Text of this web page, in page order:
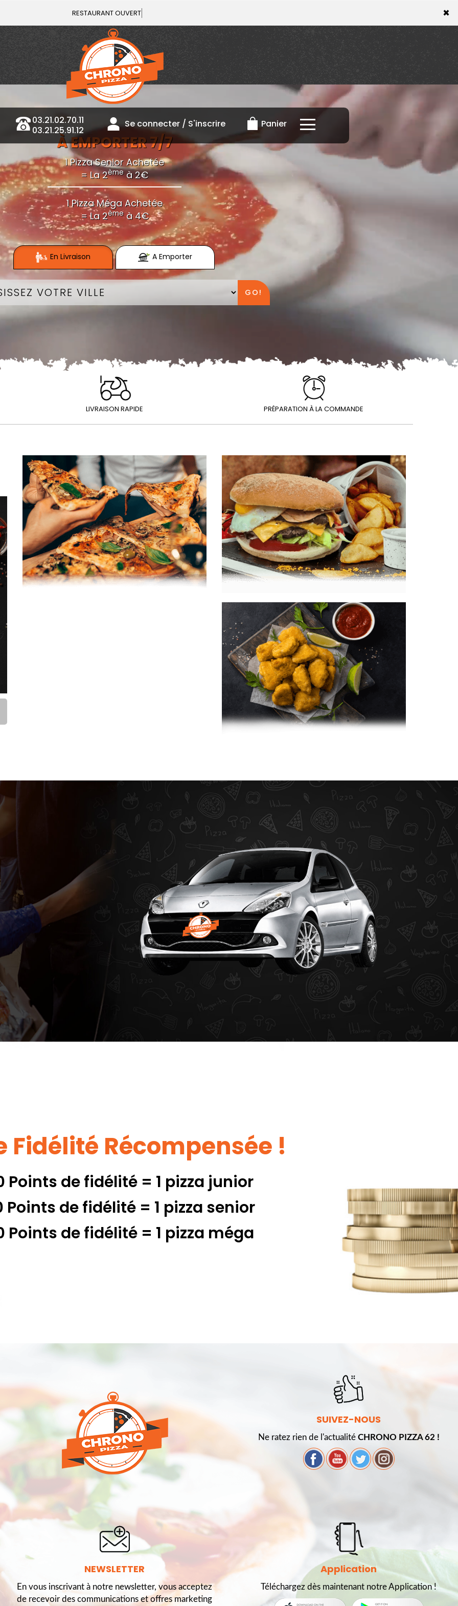
×
Vou
03.21.02.70.11
03.21.25.91.12
Se connecter / S'inscrire Panier
×
À EMPORTER 7/7
1 Pizza Senior Achetée
= La 2èmeà 2€
1 Pizza Méga Achetée
= La 2èmeà 4€
En Livraison A Emporter
GO!
LIVRAISON RAPIDE PRÉPARATION À LA COMMANDE
Fidélité Récompensée !
Points de fidélité = 1 pizza junior
Points de fidélité = 1 pizza senior
Points de fidélité = 1 pizza méga
SUIVEZ-NOUS
Ne ratez rien de l'actualitéCHRONO PIZZA 62 !
NEWSLETTER
En vous inscrivant à notre newsletter, vous acceptez
de recevoir des communications et offres marketing
Application
Téléchargez dès maintenant notre Application !